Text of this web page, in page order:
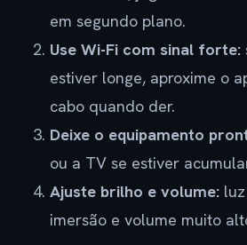
em segundo plano.
Use Wi-Fi com sinal forte:
estiver longe, aproxime o
cabo quando der.
Deixe o equipamento
ou a TV se estiver
Ajuste brilho e volume:
imersão e volume muito